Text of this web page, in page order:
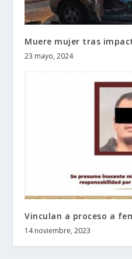
Muere mujer tras
23 mayo, 2024
Vinculan a proceso a
14 noviembre, 2023